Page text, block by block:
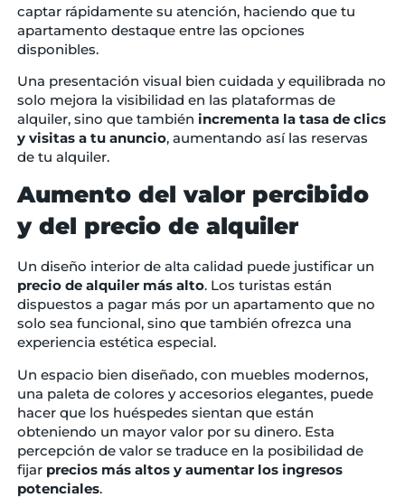
captar rápidamente su atención, haciendo que tu
apartamento destaque entre las opciones
disponibles.
Una presentación visual bien cuidada y equilibrada no
solo mejora la visibilidad en las plataformas de
alquiler, sino que también incrementa la tasa de clics
y visitas a tu anuncio, aumentando así las reservas
de tu alquiler.
Aumento del valor percibido
y del precio de alquiler
Un diseño interior de alta calidad puede justificar un
precio de alquiler más alto. Los turistas están
dispuestos a pagar más por un apartamento que no
solo sea funcional, sino que también ofrezca una
experiencia estética especial.
Un espacio bien diseñado, con muebles modernos,
una paleta de colores y accesorios elegantes, puede
hacer que los huéspedes sientan que están
obteniendo un mayor valor por su dinero. Esta
percepción de valor se traduce en la posibilidad de
fijar precios más altos y aumentar los ingresos
potenciales.